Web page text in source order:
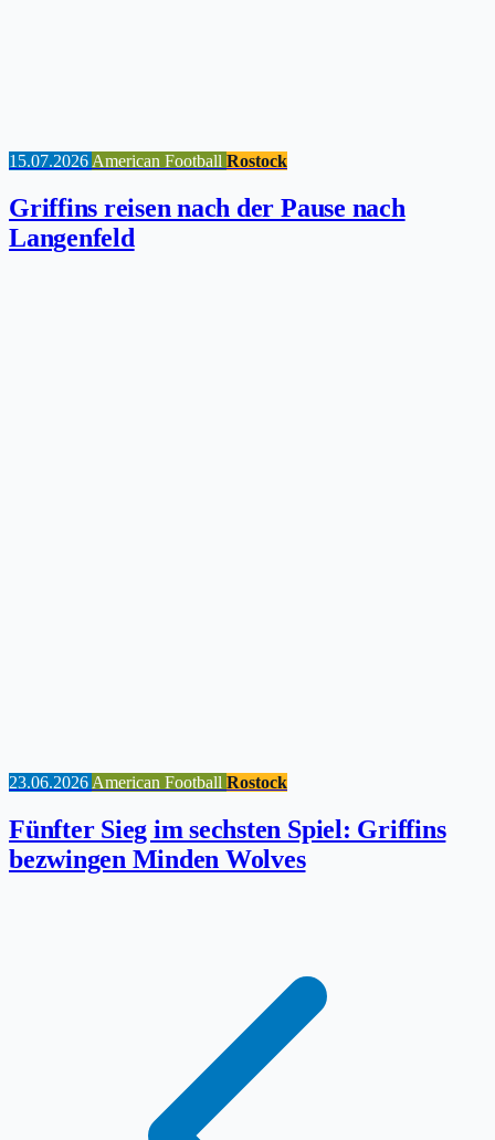
15.07.2026 American Football Rostock
Griffins reisen nach der Pause nach
Langenfeld
23.06.2026 American Football Rostock
Fünfter Sieg im sechsten Spiel: Griffins
bezwingen Minden Wolves